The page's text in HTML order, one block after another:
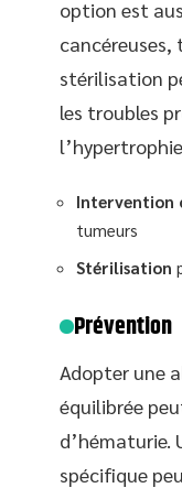
option est
cancéreuses,
stérilisation
les troubles
Intervention
tumeurs
Stérilisation
Prévention
Adopter une
équilibrée
d’hématurie.
spécifique